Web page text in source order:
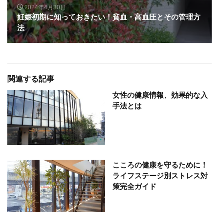
2024年4月30日
妊娠初期に知っておきたい！貧血・高血圧とその管理方
法
関連する記事
女性の健康情報、効果的な入
手法とは
こころの健康を守るために！
ライフステージ別ストレス対
策完全ガイド